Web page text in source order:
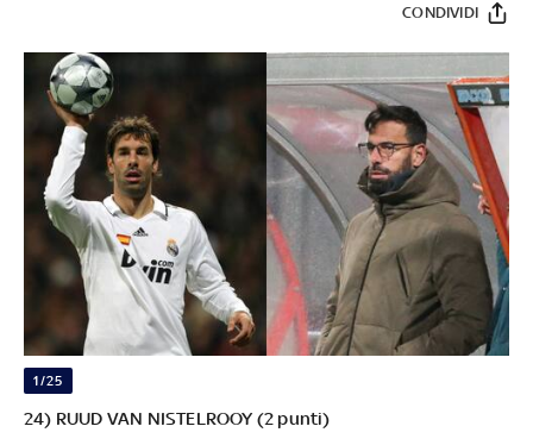
CONDIVIDI
1/25
24) RUUD VAN NISTELROOY (2 punti)